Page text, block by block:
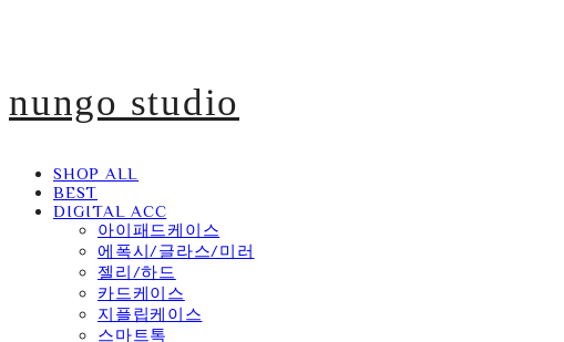
nungo studio
SHOP ALL
BEST
DIGITAL ACC
아이패드케이스
에폭시/글라스/미러
젤리/하드
카드케이스
지플립케이스
스마트톡